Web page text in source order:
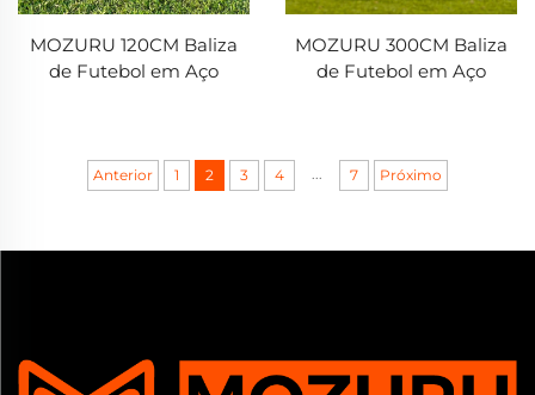
MOZURU 120CM Baliza
de Futebol em Aço
MOZURU 300CM Baliza
de Futebol em Aço
Anterior 1 2 3 4 7 Próximo